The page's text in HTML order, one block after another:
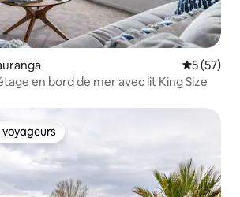
5 (57)
en bord de mer avec lit King Size
les plus appréciés